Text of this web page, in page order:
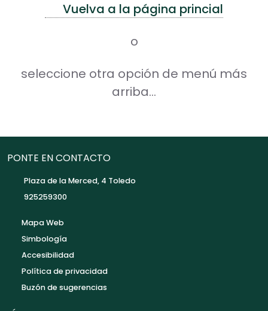
Vuelva a la página princial
o
seleccione otra opción de menú más
arriba...
PONTE EN CONTACTO
Plaza de la Merced, 4 Toledo
925259300
Mapa Web
Simbología
Accesibilidad
Política de privacidad
Buzón de sugerencias